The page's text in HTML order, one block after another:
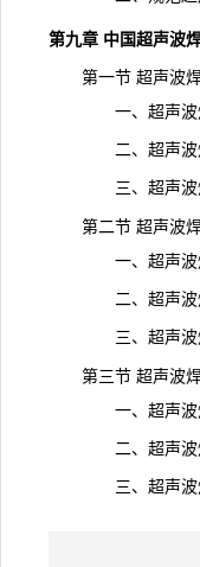
第九章 中国超声波
第一节 超声波焊
一、超声波焊
二、超声波焊
三、超声波焊
第二节 超声波焊
一、超声波焊
二、超声波焊
三、超声波焊
第三节 超声波焊
一、超声波焊
二、超声波焊
三、超声波焊